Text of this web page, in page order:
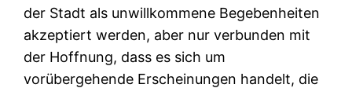
der Stadt als unwillkommene Begebenheiten
akzeptiert werden, aber nur verbunden mit
der Hoffnung, dass es sich um
vorübergehende Erscheinungen handelt, die